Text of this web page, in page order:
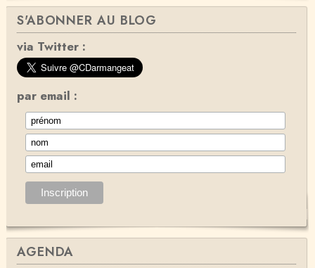
S'ABONNER AU BLOG
via Twitter :
par email :
AGENDA